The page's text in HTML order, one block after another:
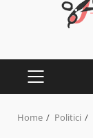
PRIMARY
Home Politici